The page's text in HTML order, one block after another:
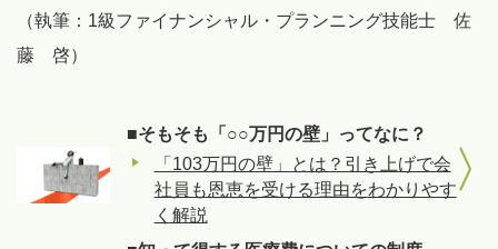
（執筆：1級ファイナンシャル・プランニング技能士 佐
藤 啓）
■そもそも「○○万円の壁」ってなに？
「103万円の壁」とは？引き上げで会
社員も恩恵を受ける理由をわかりやす
く解説